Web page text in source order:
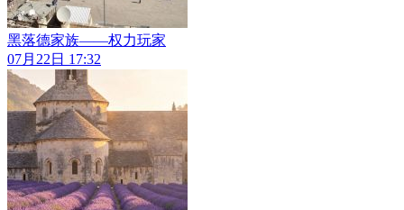
黑落德家族——权力玩家
07月22日 17:32